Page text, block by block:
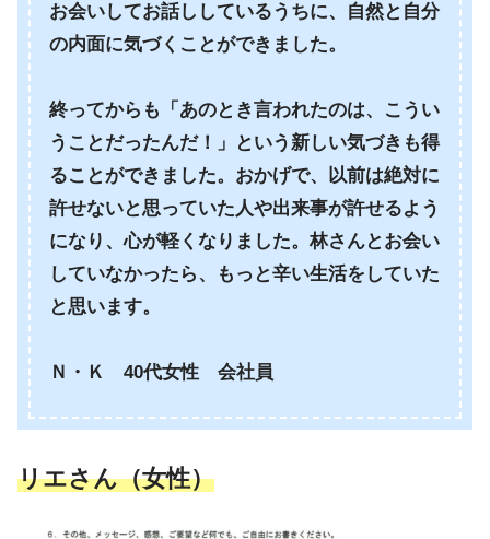
お会いしてお話ししているうちに、自然と自分
の内面に気づくことができました。
終ってからも「あのとき言われたのは、こうい
うことだったんだ！」という新しい気づきも得
ることができました。おかげで、以前は絶対に
許せないと思っていた人や出来事が許せるよう
になり、心が軽くなりました。林さんとお会い
していなかったら、もっと辛い生活をしていた
と思います。
Ｎ・Ｋ 40代女性 会社員
リエさん（女性）